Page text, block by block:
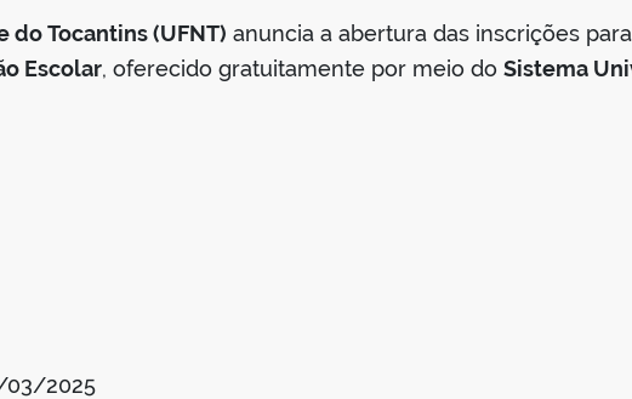
Tocantins (UFNT) anuncia a abertura das inscrições
Escolar, oferecido gratuitamente por meio do Sistema
03/2025